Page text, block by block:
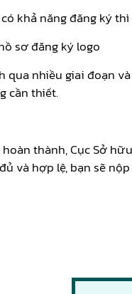
khả năng đăng ký
sơ đăng ký logo
nhiều giai đoạn
cần thiết.
thành, Cục Sở
và hợp lệ, bạn sẽ